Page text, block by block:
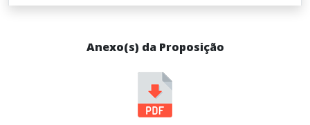
Anexo(s) da Proposição